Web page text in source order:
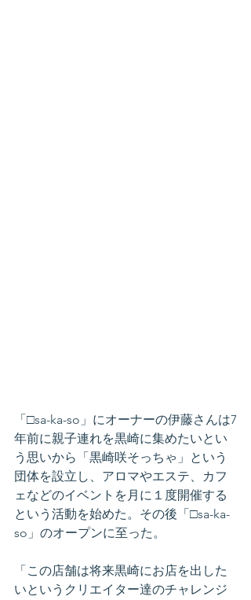
「□sa-ka-so」にオーナーの伊藤さんは7
年前に親子連れを黒崎に集めたいとい
う思いから「黒崎咲そっちゃ」という
団体を設立し、アロマやエステ、カフ
ェなどのイベントを月に１度開催する
という活動を始めた。その後「□sa-ka-
so」のオープンに至った。
「この店舗は将来黒崎にお店を出した
いというクリエイター達のチャレンジ